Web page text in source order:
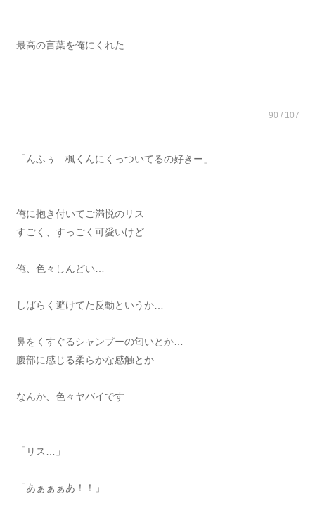
最高の言葉を俺にくれた
90 / 107
「んふぅ…楓くんにくっついてるの好きー」
俺に抱き付いてご満悦のリス
すごく、すっごく可愛いけど…
俺、色々しんどい…
しばらく避けてた反動というか…
鼻をくすぐるシャンプーの匂いとか…
腹部に感じる柔らかな感触とか…
なんか、色々ヤバイです
「リス…」
「あぁぁぁあ！！」